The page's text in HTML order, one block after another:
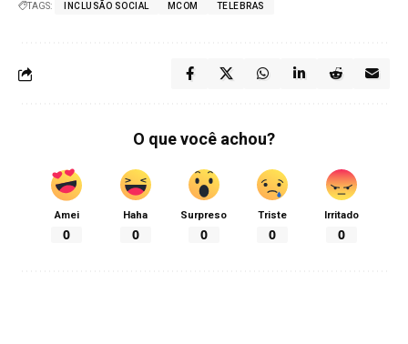
TAGS: INCLUSÃO SOCIAL MCOM TELEBRAS
O que você achou?
Amei
0
Haha
0
Surpreso
0
Triste
0
Irritado
0